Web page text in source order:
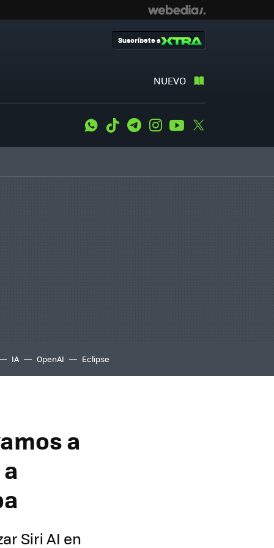
NUEVO
Suscríbete a
WhatsApp
Tiktok TelegramInstagramYoutube
IA OpenAI Eclipse
a
Siri AI en